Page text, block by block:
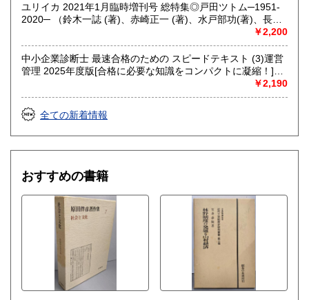
ユリイカ 2021年1月臨時増刊号 総特集◎戸田ツトム─1951-
2020─ （鈴木一誌 (著)、赤崎正一 (著)、水戸部功(著)、長田
￥2,200
中小企業診断士 最速合格のための スピードテキスト (3)運営
管理 2025年度版[合格に必要な知識をコンパクトに凝縮！]
￥2,190
全ての新着情報
おすすめの書籍